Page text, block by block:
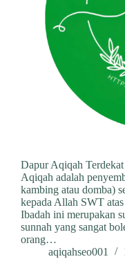
Dapur Aqiqah
Aqiqah adalah
kambing atau domba)
kepada Allah SWT
Ibadah ini merupakan
sunnah yang sangat
orang…
aqiqahseo001